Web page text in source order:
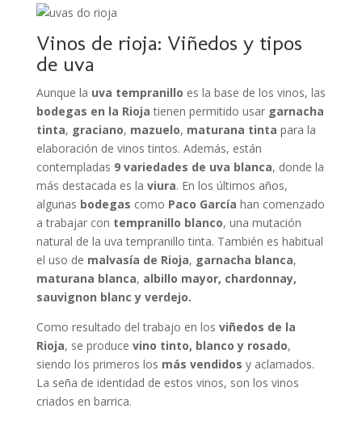
Vinos de rioja: Viñedos y tipos
de uva
Aunque la uva tempranillo es la base de los vinos, las
bodegas en la Rioja tienen permitido usar garnacha
tinta, graciano, mazuelo, maturana tinta para la
elaboración de vinos tintos. Además, están
contempladas 9 variedades de uva blanca, donde la
más destacada es la viura. En los últimos años,
algunas bodegas como Paco García han comenzado
a trabajar con tempranillo blanco, una mutación
natural de la uva tempranillo tinta. También es habitual
el uso de malvasía de Rioja, garnacha blanca,
maturana blanca, albillo mayor, chardonnay,
sauvignon blanc y verdejo.
Como resultado del trabajo en los viñedos de la
Rioja, se produce vino tinto, blanco y rosado,
siendo los primeros los más vendidos y aclamados.
La seña de identidad de estos vinos, son los vinos
criados en barrica.